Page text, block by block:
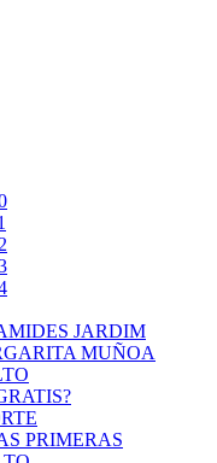
JARDIM
MUÑOA
PRIMERAS